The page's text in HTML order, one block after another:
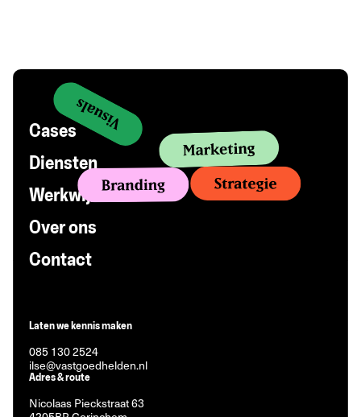
Cases
Diensten
Werkwijze
Over ons
Contact
Laten we kennis maken
085 130 2524
ilse@vastgoedhelden.nl
Adres & route
Nicolaas Pieckstraat 63